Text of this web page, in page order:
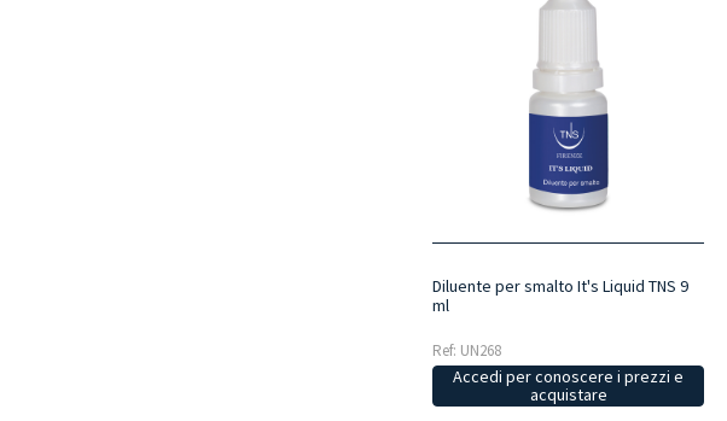
Diluente per smalto It's Liquid TNS 9
ml
Ref: UN268
Accedi per conoscere i prezzi e
acquistare